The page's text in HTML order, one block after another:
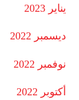
يناير 2023
ديسمبر 2022
نوفمبر 2022
أكتوبر 2022